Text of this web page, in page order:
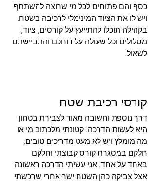
כסף והם פתוחים לכל מי שרוצה להשתתף
ויש לו את הציוד המינימלי לרכיבה בשטח.
בקהילה תוכלו להתייעץ על קורסים, ציוד,
מסלולים וכל שעולה על רוחכם והתביישתם
לשאול.
קורסי רכיבת שטח
דרך נוספת וחשובה מאוד לצבירת בטחון
היא לעשות הדרכה. קטונתי מלכתוב מי או
מה מומלץ ויש לא מעט מדריכים טובים,
חלקם במסגרת קורס קבוצתי וחלקם
באחד על אחד. אני עשיתי הדרכה ראשונה
אצל צביקה כהן השטח ישר אחרי שרכשתי